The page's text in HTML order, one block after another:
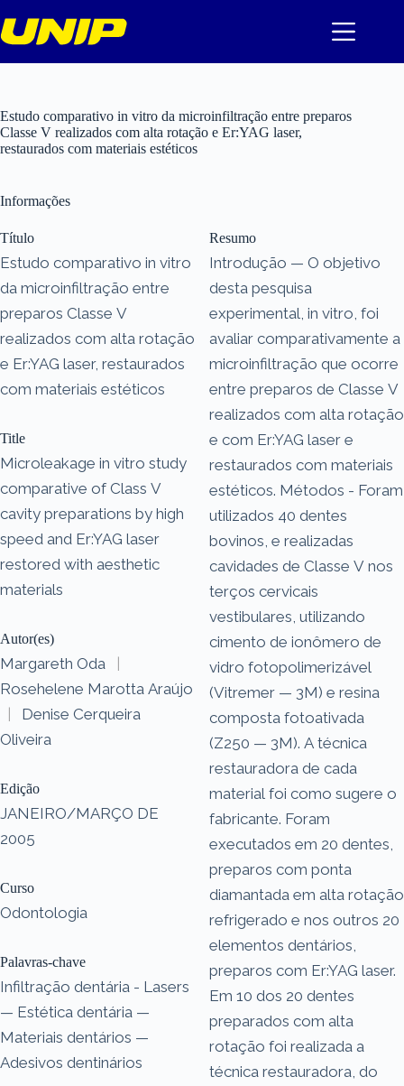
para
o
Estudo comparativo in vitro da microinfiltração entre preparos
Classe V realizados com alta rotação e Er:YAG laser,
restaurados com materiais estéticos
Informações
Título
Estudo comparativo in vitro
da microinfiltração entre
preparos Classe V
realizados com alta rotação
e Er:YAG laser, restaurados
com materiais estéticos
Title
Microleakage in vitro study
comparative of Class V
cavity preparations by high
speed and Er:YAG laser
restored with aesthetic
materials
Autor(es)
Margareth Oda
|
Rosehelene Marotta Araújo
|
Denise Cerqueira
Oliveira
Edição
JANEIRO/MARÇO DE
2005
Curso
Odontologia
Palavras-chave
Infiltração dentária - Lasers
— Estética dentária —
Materiais dentários —
Adesivos dentinários
Resumo
Introdução — O objetivo
desta pesquisa
experimental, in vitro, foi
avaliar comparativamente a
microinfiltração que ocorre
entre preparos de Classe V
realizados com alta rotação
e com Er:YAG laser e
restaurados com materiais
estéticos. Métodos - Foram
utilizados 40 dentes
bovinos, e realizadas
cavidades de Classe V nos
terços cervicais
vestibulares, utilizando
cimento de ionômero de
vidro fotopolimerizável
(Vitremer — 3M) e resina
composta fotoativada
(Z250 — 3M). A técnica
restauradora de cada
material foi como sugere o
fabricante. Foram
executados em 20 dentes,
preparos com ponta
diamantada em alta rotação
refrigerado e nos outros 20
elementos dentários,
preparos com Er:YAG laser.
Em 10 dos 20 dentes
preparados com alta
rotação foi realizada a
técnica restauradora, do